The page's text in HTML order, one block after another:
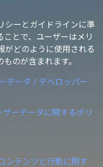
シーとガイドラインに準
とで、ユーザーはメリ
がどのように使用される
のが含まれます。
データ / デベロッパー
ーデータに関するポリ
ンテンツと行動に関す